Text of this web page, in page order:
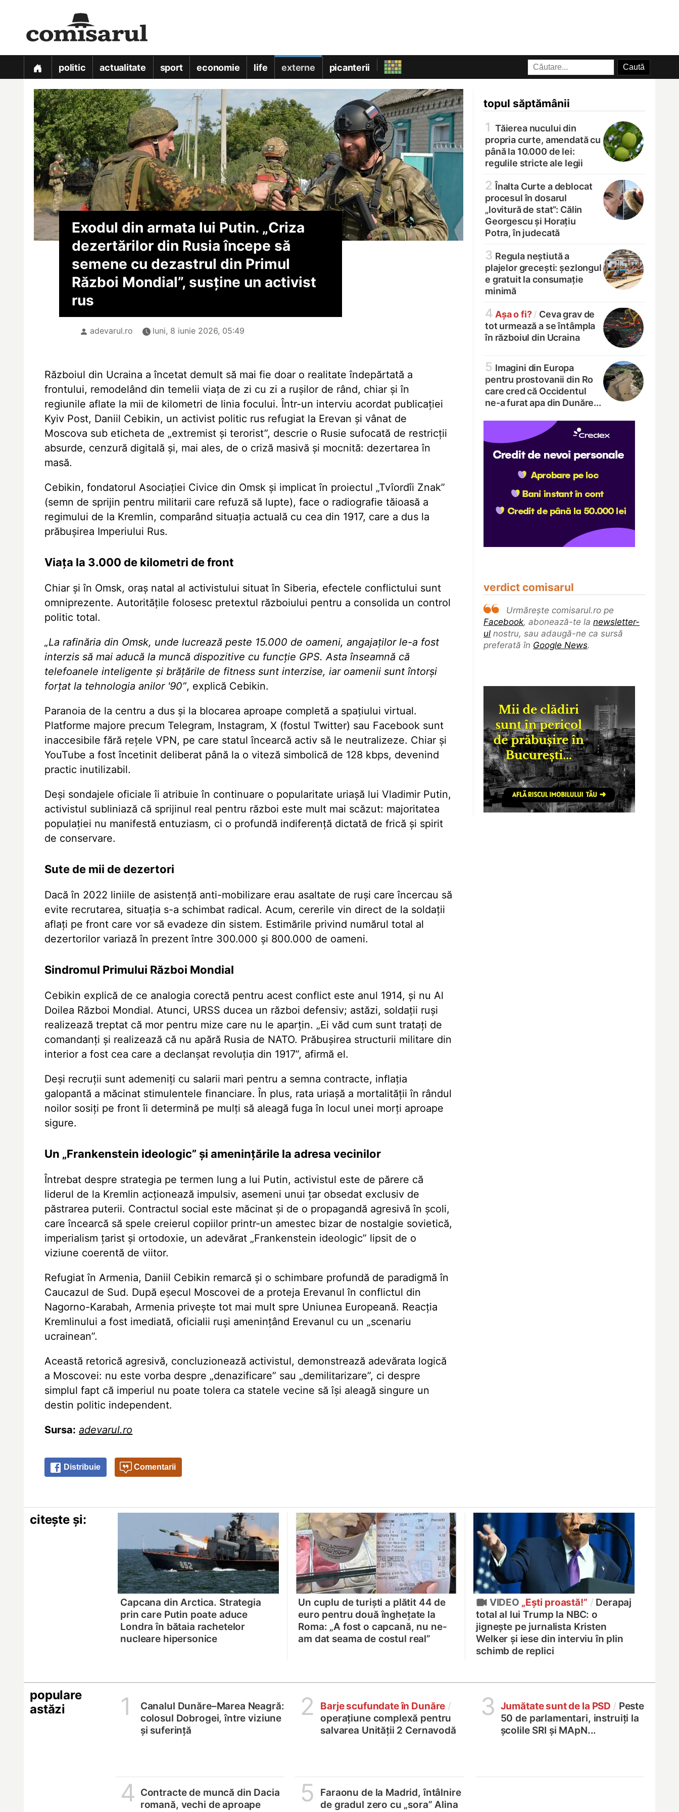
politic actualitate sport economie life externe picanterii
topul săptămânii
1 Tăierea nucului din
propria curte, amendată cu
până la 10.000 de lei:
regulile stricte ale legii
2 Înalta Curte a deblocat
procesul în dosarul
„lovitură de stat”: Călin
Georgescu și Horațiu
Potra, în judecată
3 Regula neștiută a
plajelor grecești: șezlongul
e gratuit la consumație
minimă
4 Așa o fi? / Ceva grav de
tot urmează a se întâmpla
în războiul din Ucraina
5 Imagini din Europa
pentru prostovanii din Ro
care cred că Occidentul
ne-a furat apa din Dunăre...
verdict comisarul
Urmărește comisarul.ro pe
Facebook, abonează-te la newsletter-
ul nostru, sau adaugă-ne ca sursă
preferată în Google News.
Exodul din armata lui Putin. „Criza
dezertărilor din Rusia începe să
semene cu dezastrul din Primul
Război Mondial”, susține un activist
rus
adevarul.ro luni, 8 iunie 2026, 05:49
Războiul din Ucraina a încetat demult să mai fie doar o realitate îndepărtată a
frontului, remodelând din temelii viața de zi cu zi a rușilor de rând, chiar și în
regiunile aflate la mii de kilometri de linia focului. Într-un interviu acordat publicației
Kyiv Post, Daniil Cebikin, un activist politic rus refugiat la Erevan și vânat de
Moscova sub eticheta de „extremist și terorist”, descrie o Rusie sufocată de restricții
absurde, cenzură digitală și, mai ales, de o criză masivă și mocnită: dezertarea în
masă.
Cebikin, fondatorul Asociației Civice din Omsk și implicat în proiectul „Tvîordîi Znak”
(semn de sprijin pentru militarii care refuză să lupte), face o radiografie tăioasă a
regimului de la Kremlin, comparând situația actuală cu cea din 1917, care a dus la
prăbușirea Imperiului Rus.
Viața la 3.000 de kilometri de front
Chiar și în Omsk, oraș natal al activistului situat în Siberia, efectele conflictului sunt
omniprezente. Autoritățile folosesc pretextul războiului pentru a consolida un control
politic total.
„La rafinăria din Omsk, unde lucrează peste 15.000 de oameni, angajaților le-a fost
interzis să mai aducă la muncă dispozitive cu funcție GPS. Asta înseamnă că
telefoanele inteligente și brățările de fitness sunt interzise, iar oamenii sunt întorși
forțat la tehnologia anilor '90”, explică Cebikin.
Paranoia de la centru a dus și la blocarea aproape completă a spațiului virtual.
Platforme majore precum Telegram, Instagram, X (fostul Twitter) sau Facebook sunt
inaccesibile fără rețele VPN, pe care statul încearcă activ să le neutralizeze. Chiar și
YouTube a fost încetinit deliberat până la o viteză simbolică de 128 kbps, devenind
practic inutilizabil.
Deși sondajele oficiale îi atribuie în continuare o popularitate uriașă lui Vladimir Putin,
activistul subliniază că sprijinul real pentru război este mult mai scăzut: majoritatea
populației nu manifestă entuziasm, ci o profundă indiferență dictată de frică și spirit
de conservare.
Sute de mii de dezertori
Dacă în 2022 liniile de asistență anti-mobilizare erau asaltate de ruși care încercau să
evite recrutarea, situația s-a schimbat radical. Acum, cererile vin direct de la soldații
aflați pe front care vor să evadeze din sistem. Estimările privind numărul total al
dezertorilor variază în prezent între 300.000 și 800.000 de oameni.
Sindromul Primului Război Mondial
Cebikin explică de ce analogia corectă pentru acest conflict este anul 1914, și nu Al
Doilea Război Mondial. Atunci, URSS ducea un război defensiv; astăzi, soldații ruși
realizează treptat că mor pentru mize care nu le aparțin. „Ei văd cum sunt tratați de
comandanți și realizează că nu apără Rusia de NATO. Prăbușirea structurii militare din
interior a fost cea care a declanșat revoluția din 1917”, afirmă el.
Deși recruții sunt ademeniți cu salarii mari pentru a semna contracte, inflația
galopantă a măcinat stimulentele financiare. În plus, rata uriașă a mortalității în rândul
noilor sosiți pe front îi determină pe mulți să aleagă fuga în locul unei morți aproape
sigure.
Un „Frankenstein ideologic” și amenințările la adresa vecinilor
Întrebat despre strategia pe termen lung a lui Putin, activistul este de părere că
liderul de la Kremlin acționează impulsiv, asemeni unui țar obsedat exclusiv de
păstrarea puterii. Contractul social este măcinat și de o propagandă agresivă în școli,
care încearcă să spele creierul copiilor printr-un amestec bizar de nostalgie sovietică,
imperialism țarist și ortodoxie, un adevărat „Frankenstein ideologic” lipsit de o
viziune coerentă de viitor.
Refugiat în Armenia, Daniil Cebikin remarcă și o schimbare profundă de paradigmă în
Caucazul de Sud. După eșecul Moscovei de a proteja Erevanul în conflictul din
Nagorno-Karabah, Armenia privește tot mai mult spre Uniunea Europeană. Reacția
Kremlinului a fost imediată, oficialii ruși amenințând Erevanul cu un „scenariu
ucrainean”.
Această retorică agresivă, concluzionează activistul, demonstrează adevărata logică
a Moscovei: nu este vorba despre „denazificare” sau „demilitarizare”, ci despre
simplul fapt că imperiul nu poate tolera ca statele vecine să își aleagă singure un
destin politic independent.
Sursa: adevarul.ro
Distribuie Comentarii
citește și:
Capcana din Arctica. Strategia
prin care Putin poate aduce
Londra în bătaia rachetelor
nucleare hipersonice
Un cuplu de turiști a plătit 44 de
euro pentru două înghețate la
Roma: „A fost o capcană, nu ne-
am dat seama de costul real”
VIDEO „Ești proastă!” / Derapaj
total al lui Trump la NBC: o
jignește pe jurnalista Kristen
Welker și iese din interviu în plin
schimb de replici
populare
astăzi
1
Canalul Dunăre–Marea Neagră:
colosul Dobrogei, între viziune
și suferință
2 Barje scufundate în Dunăre /
operațiune complexă pentru
salvarea Unității 2 Cernavodă
3 Jumătate sunt de la PSD / Peste
50 de parlamentari, instruiți la
școlile SRI și MApN...
4 Contracte de muncă din Dacia
romană, vechi de aproape
5
Faraonu de la Madrid, întâlnire
de gradul zero cu „sora” Alina